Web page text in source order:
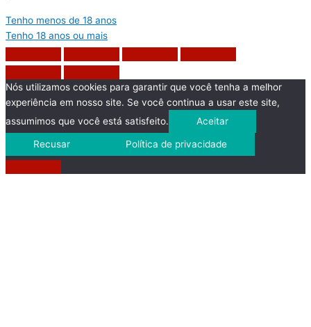
Tenho menos de 18 anos
Tenho 18 anos ou mais
Nós utilizamos cookies para garantir que você tenha a melhor
experiência em nosso site. Se você continua a usar este site,
assumimos que você está satisfeito.
Aceitar
Recusar Política de privacidade